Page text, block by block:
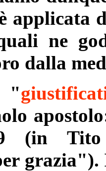
applicata
ne
dalla
"
(in Tito
grazia").